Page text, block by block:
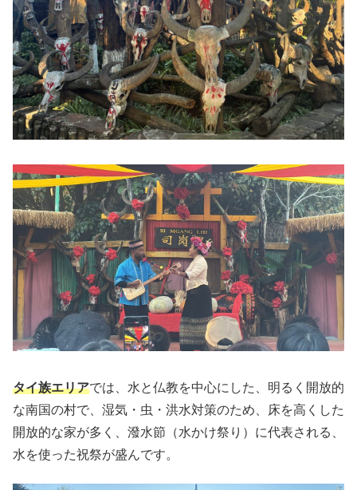
タイ族エリアでは、水と仏教を中心にした、明るく開放的
な南国の村で、湿気・虫・洪水対策のため、床を高くした
開放的な家が多く、潑水節（水かけ祭り）に代表される、
水を使った祝祭が盛んです。